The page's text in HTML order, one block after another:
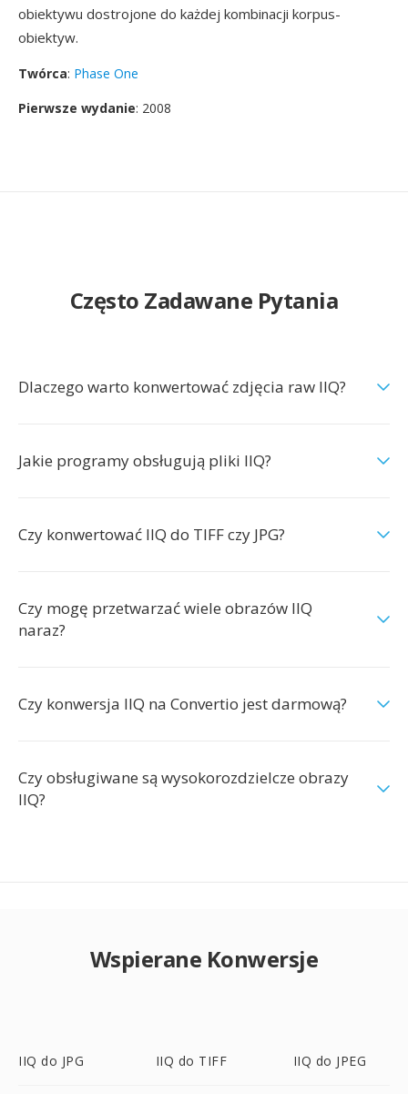
obiektywu dostrojone do każdej kombinacji korpus-
obiektyw.
Twórca: Phase One
Pierwsze wydanie: 2008
Często Zadawane Pytania
Dlaczego warto konwertować zdjęcia raw IIQ?
Jakie programy obsługują pliki IIQ?
Czy konwertować IIQ do TIFF czy JPG?
Czy mogę przetwarzać wiele obrazów IIQ
naraz?
Czy konwersja IIQ na Convertio jest darmową?
Czy obsługiwane są wysokorozdzielcze obrazy
IIQ?
Wspierane Konwersje
IIQ do JPG IIQ do TIFF IIQ do JPEG